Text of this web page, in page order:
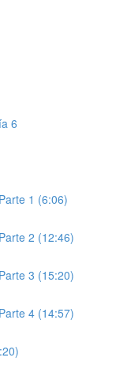
6
1 (6:06)
2 (12:46)
3 (15:20)
4 (14:57)